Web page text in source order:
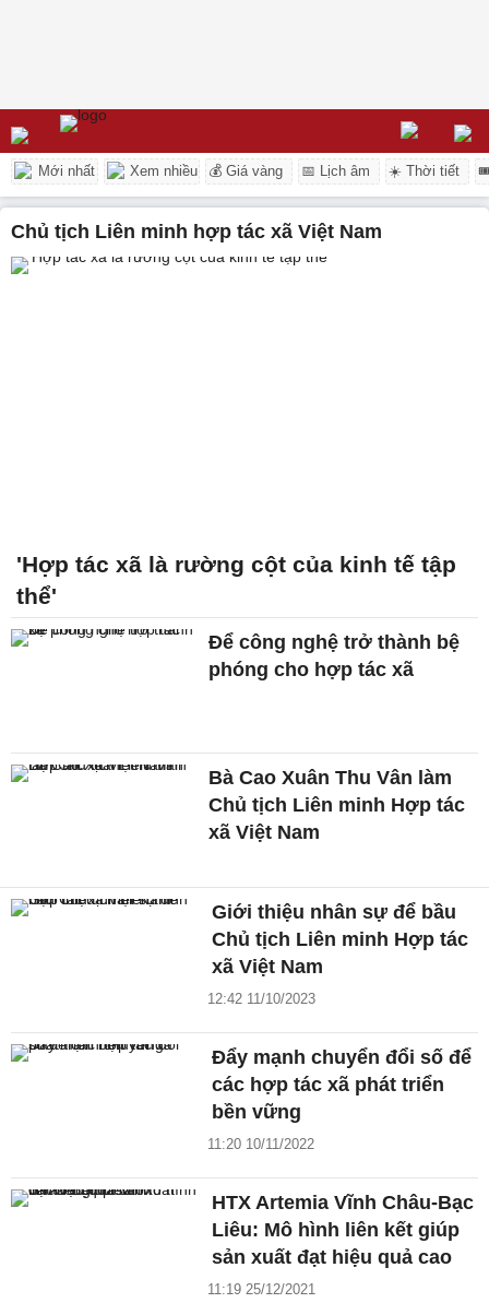
Mới nhất Xem nhiều 💰 Giá vàng 📅 Lịch âm ☀️ Thời tiết
Chủ tịch Liên minh hợp tác xã Việt Nam
'Hợp tác xã là rường cột của kinh tế tập
thể'
Để công nghệ trở thành bệ
phóng cho hợp tác xã
Bà Cao Xuân Thu Vân làm
Chủ tịch Liên minh Hợp tác
xã Việt Nam
Giới thiệu nhân sự để bầu
Chủ tịch Liên minh Hợp tác
xã Việt Nam
12:42 11/10/2023
Đẩy mạnh chuyển đổi số để
các hợp tác xã phát triển
bền vững
11:20 10/11/2022
HTX Artemia Vĩnh Châu-Bạc
Liêu: Mô hình liên kết giúp
sản xuất đạt hiệu quả cao
11:19 25/12/2021